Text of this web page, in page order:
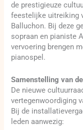
de prestigieuze
feestelijke uitreiking
Balluchon. Bij deze
sopraan en pianiste
vervoering brengen
pianospel.
Samenstelling van
De nieuwe
vertegenwoordiging
Bij de
leden aanwezig: